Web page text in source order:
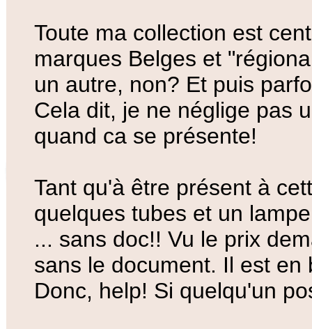
Toute ma collection est
marques Belges et
un autre, non? Et puis
Cela dit, je ne néglige pas
quand ca se présente!
Tant qu'à être présent à
quelques tubes et un
... sans doc!! Vu le prix
sans le document. Il est
Donc, help! Si quelqu'un